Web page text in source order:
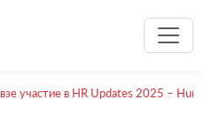
участие в HR Updates 2025 –